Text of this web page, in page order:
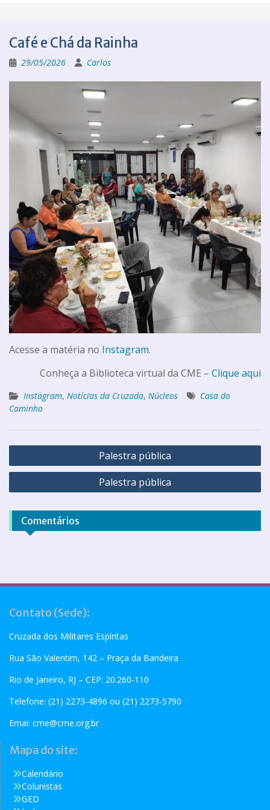
Café e Chá da Rainha
29/05/2026 Carlos
Acesse a matéria no Instagram.
Conheça a Biblioteca virtual da CME – Clique aqui
Instagram, Notícias da Cruzada, Núcleos
Casa do
Caminho
Palestra pública
Palestra pública
Comentários
Contato (Sede):
Cruzada dos Militares Espíritas
Rua São Valentim, 142 – Praça da Bandeira
Rio de Janeiro, RJ – CEP: 20.260-110
Telefone: (21) 2273-4896 ou (21) 2273-5790
Emai: cme@cme.org.br
Mapa do site:
Calendário
Colunistas
GED